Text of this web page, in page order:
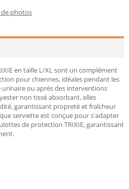
photos
en taille L/XL sont un complément
pour chiennes, idéales pendant les
ou après des interventions
non tissé absorbant, elles
garantissant propreté et fraîcheur
serviette est conçue pour s'adapter
de protection TRIXIE, garantissant